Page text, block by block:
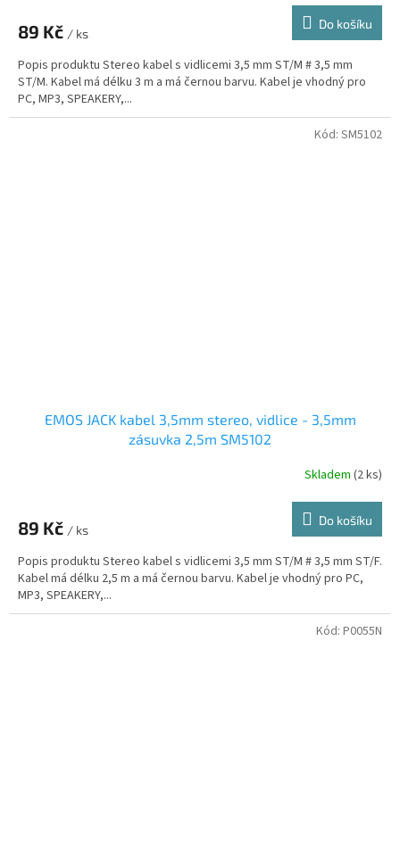
89 Kč / ks
Do košíku
Popis produktu Stereo kabel s vidlicemi 3,5 mm ST/M # 3,5 mm
ST/M. Kabel má délku 3 m a má černou barvu. Kabel je vhodný pro
PC, MP3, SPEAKERY,...
EMOS JACK kabel 3,5mm stereo, vidlice - 3,5mm
zásuvka 2,5m SM5102
Skladem (2 ks)
89 Kč / ks
Do košíku
Popis produktu Stereo kabel s vidlicemi 3,5 mm ST/M # 3,5 mm ST/F.
Kabel má délku 2,5 m a má černou barvu. Kabel je vhodný pro PC,
MP3, SPEAKERY,...
Kód: SM5102
Kód: P0055N